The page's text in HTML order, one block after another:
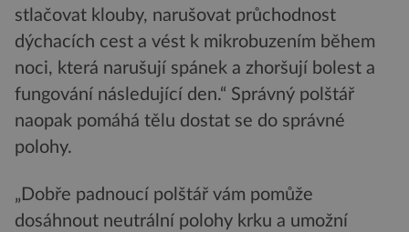
stlačovat klouby, narušovat průchodnost
dýchacích cest a vést k mikrobuzením během
noci, která narušují spánek a zhoršují bolest a
fungování následující den.“ Správný polštář
naopak pomáhá tělu dostat se do správné
polohy.
„Dobře padnoucí polštář vám pomůže
dosáhnout neutrální polohy krku a umožní